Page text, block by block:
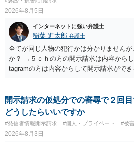
2026年8月5日
インターネットに強い弁護士
稲葉 進太郎 弁護士
全てが同じ人物の犯行かは分かりません
か？ →５ｃｈの方の開示請求は内容から
tagramの方は内容からして開示請求がで
いでしょう。７月中にアカウントが削除
ても失敗する可能性が高いように思われま
合、相手に全ての弁護士費用を負担させ
訴訟外の交渉で相手方が認めれば負担させ
訴訟で判決となった場合は、実際の弁護士
められない場合があり何ともいえないとこ
開示請求の仮処分での審尋で２回
どうしたらいいですか
#発信者情報開示請求 #個人・プライベート #被
2026年8月3日